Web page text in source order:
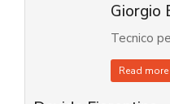
Giorgio
Tecnico
Read more